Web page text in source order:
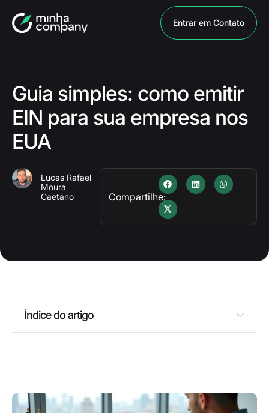
Entrar em Contato
Guia simples: como emitir
EIN para sua empresa nos
EUA
Lucas Rafael
Moura
Caetano
Compartilhe:
Índice do artigo